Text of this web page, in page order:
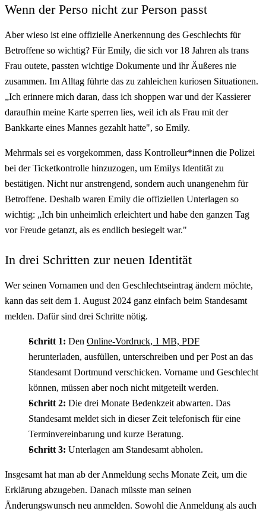
Wenn der Perso nicht zur Person passt
Aber wieso ist eine offizielle Anerkennung des Geschlechts für
Betroffene so wichtig? Für Emily, die sich vor 18 Jahren als trans
Frau outete, passten wichtige Dokumente und ihr Äußeres nie
zusammen. Im Alltag führte das zu zahleichen kuriosen Situationen.
„Ich erinnere mich daran, dass ich shoppen war und der Kassierer
daraufhin meine Karte sperren lies, weil ich als Frau mit der
Bankkarte eines Mannes gezahlt hatte", so Emily.
Mehrmals sei es vorgekommen, dass Kontrolleur*innen die Polizei
bei der Ticketkontrolle hinzuzogen, um Emilys Identität zu
bestätigen. Nicht nur anstrengend, sondern auch unangenehm für
Betroffene. Deshalb waren Emily die offiziellen Unterlagen so
wichtig: „Ich bin unheimlich erleichtert und habe den ganzen Tag
vor Freude getanzt, als es endlich besiegelt war."
In drei Schritten zur neuen Identität
Wer seinen Vornamen und den Geschlechtseintrag ändern möchte,
kann das seit dem 1. August 2024 ganz einfach beim Standesamt
melden. Dafür sind drei Schritte nötig.
Schritt 1: Den Online-Vordruck, 1 MB, PDF
herunterladen, ausfüllen, unterschreiben und per Post an das
Standesamt Dortmund verschicken. Vorname und Geschlecht
können, müssen aber noch nicht mitgeteilt werden.
Schritt 2: Die drei Monate Bedenkzeit abwarten. Das
Standesamt meldet sich in dieser Zeit telefonisch für eine
Terminvereinbarung und kurze Beratung.
Schritt 3: Unterlagen am Standesamt abholen.
Insgesamt hat man ab der Anmeldung sechs Monate Zeit, um die
Erklärung abzugeben. Danach müsste man seinen
Änderungswunsch neu anmelden. Sowohl die Anmeldung als auch